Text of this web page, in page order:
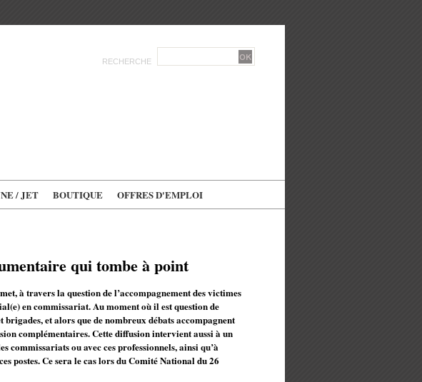
RECHERCHE
/ JET BOUTIQUE OFFRES D'EMPLOI
qui tombe à point
à travers la question de l’accompagnement des victimes
en commissariat. Au moment où il est question de
et alors que de nombreux débats accompagnent
complémentaires. Cette diffusion intervient aussi à un
commissariats ou avec ces professionnels, ainsi qu’à
postes. Ce sera le cas lors du Comité National du 26